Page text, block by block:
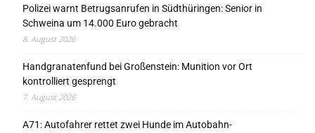
Polizei warnt Betrugsanrufen in Südthüringen: Senior in
Schweina um 14.000 Euro gebracht
8. August 2026
Handgranatenfund bei Großenstein: Munition vor Ort
kontrolliert gesprengt
7. August 2026
A71: Autofahrer rettet zwei Hunde im Autobahn-